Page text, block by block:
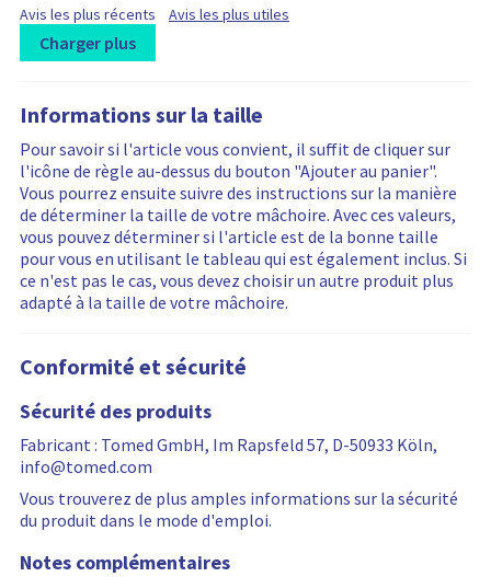
F
i
r
b
y
Avis les plus récents
F
r
b
y
Avis les plus utiles
Charger plus
a
i
n
g
m
o
r
e
r
v
i
e
w
s
…
v
e
w
s
a
r
e
f
i
t
e
r
e
d
v
e
w
s
f
i
l
t
e
n
g
i
s
r
e
s
e
t
Informations sur la taille
Pour savoir si l'article vous convient, il suffit de cliquer sur
l'icône de règle au-dessus du bouton "Ajouter au panier".
Vous pourrez ensuite suivre des instructions sur la manière
de déterminer la taille de votre mâchoire. Avec ces valeurs,
vous pouvez déterminer si l'article est de la bonne taille
pour vous en utilisant le tableau qui est également inclus. Si
ce n'est pas le cas, vous devez choisir un autre produit plus
adapté à la taille de votre mâchoire.
Conformité et sécurité
Sécurité des produits
Fabricant : Tomed GmbH, Im Rapsfeld 57, D-50933 Köln,
info@tomed.com
Vous trouverez de plus amples informations sur la sécurité
du produit dans le mode d'emploi.
Notes complémentaires